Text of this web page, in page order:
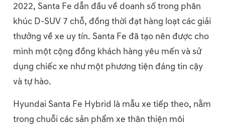
2022, Santa Fe dẫn đầu về doanh số trong phân
khúc D-SUV 7 chỗ, đồng thời đạt hàng loạt các giải
thưởng về xe uy tín. Santa Fe đã tạo nên được cho
mình một cộng đồng khách hàng yêu mến và sử
dụng chiếc xe như một phương tiện đáng tin cậy
và tự hào.
Hyundai Santa Fe Hybrid là mẫu xe tiếp theo, nằm
trong chuỗi các sản phẩm xe thân thiện môi